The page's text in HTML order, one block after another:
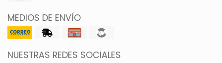
MEDIOS DE ENVÍO
NUESTRAS REDES SOCIALES